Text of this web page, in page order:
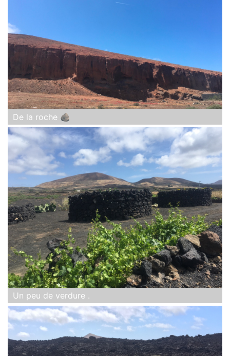
De la roche 🪨
Un peu de verdure .